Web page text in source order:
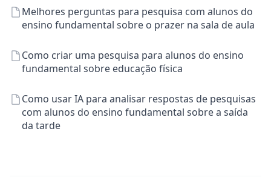
Melhores perguntas para pesquisa com alunos do
ensino fundamental sobre o prazer na sala de aula
Como criar uma pesquisa para alunos do ensino
fundamental sobre educação física
Como usar IA para analisar respostas de pesquisas
com alunos do ensino fundamental sobre a saída
da tarde